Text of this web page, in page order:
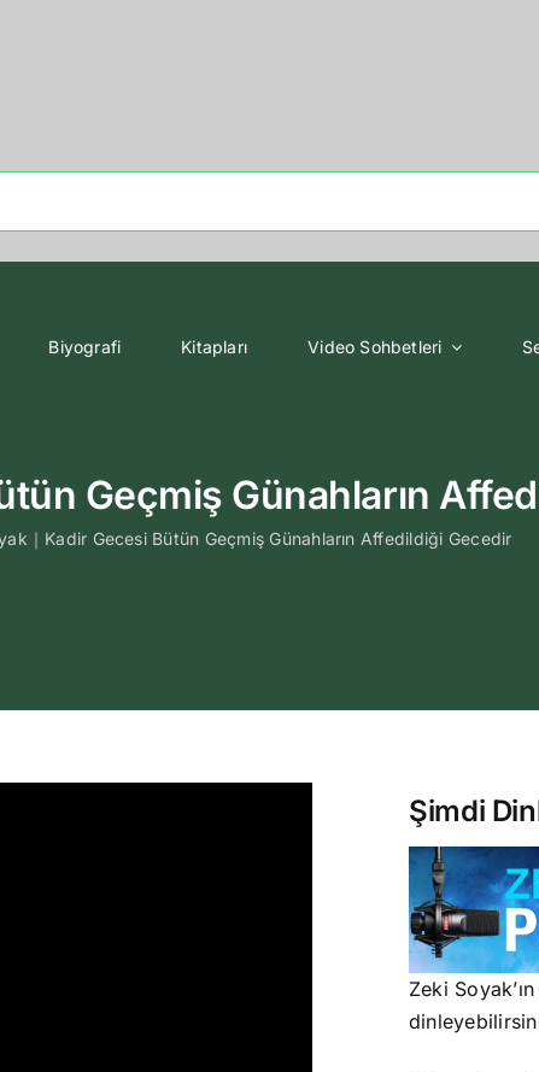
Biyografi Kitapları Video Sohbetleri
Geçmiş Günahların
｜Kadir Gecesi Bütün Geçmiş Günahların Affedildiği Gecedir
Şimdi
Zeki